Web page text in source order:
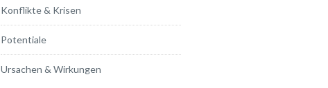
Konflikte & Krisen
Potentiale
Ursachen & Wirkungen